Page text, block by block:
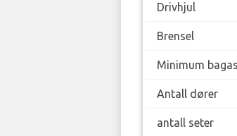
Drivhjul
Brensel
Minimum
Antall dører
antall seter